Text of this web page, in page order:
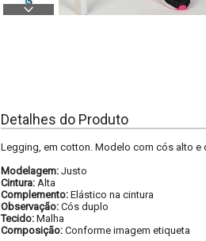
Detalhes do Produto
Legging, em cotton. Modelo com cós alto e
Modelagem: Justo
Cintura: Alta
Complemento: Elástico na cintura
Observação: Cós duplo
Tecido: Malha
Composição: Conforme imagem etiqueta